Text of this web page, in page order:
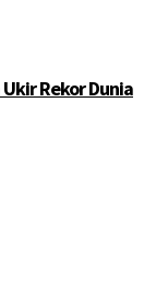
Rekor Dunia